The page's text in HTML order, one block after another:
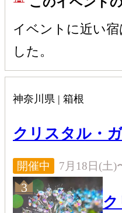
自
で
も・ファミリー向け 全
イベントに近い
した。
神奈川県 | 箱根
クリスタル・
開催中 7月18日(土)
3